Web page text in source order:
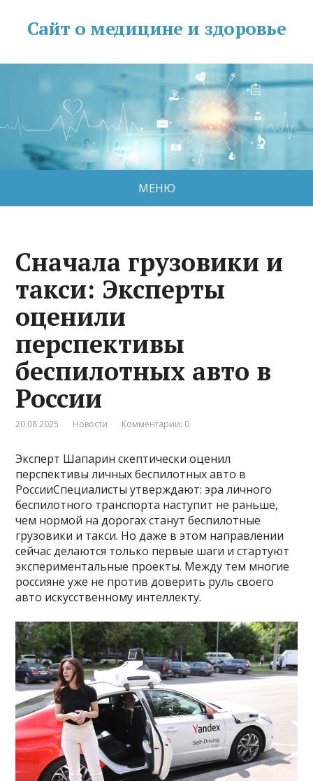
Сайт о медицине и здоровье
МЕНЮ
Сначала грузовики и
такси: Эксперты
оценили
перспективы
беспилотных авто в
России
20.08.2025 Новости Комментарии: 0
Эксперт Шапарин скептически оценил
перспективы личных беспилотных авто в
РоссииСпециалисты утверждают: эра личного
беспилотного транспорта наступит не раньше,
чем нормой на дорогах станут беспилотные
грузовики и такси. Но даже в этом направлении
сейчас делаются только первые шаги и стартуют
экспериментальные проекты. Между тем многие
россияне уже не против доверить руль своего
авто искусственному интеллекту.